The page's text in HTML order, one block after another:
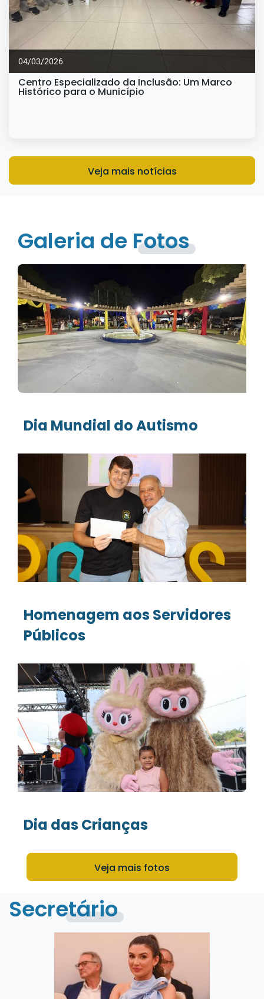
04/03/2026
Centro Especializado da Inclusão: Um Marco
Histórico para o Município
Veja mais notícias
Galeria de Fotos
Dia Mundial do Autismo
Homenagem aos Servidores
Públicos
Dia das Crianças
Veja mais fotos
Secretário